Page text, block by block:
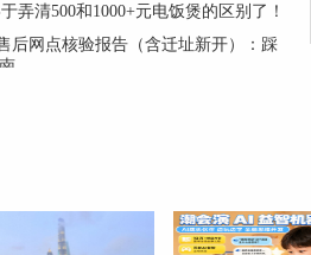
弄清500和1000+元电饭煲的区别了！
后网点核验报告（含迁址新开）：踩